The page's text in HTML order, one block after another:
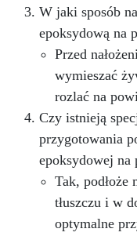
W jaki sposób
epoksydową na
Przed
wymieszać
rozlać na
Czy istnieją
przygotowania
epoksydowej na
Tak, podłoże
tłuszczu i w
optymalne